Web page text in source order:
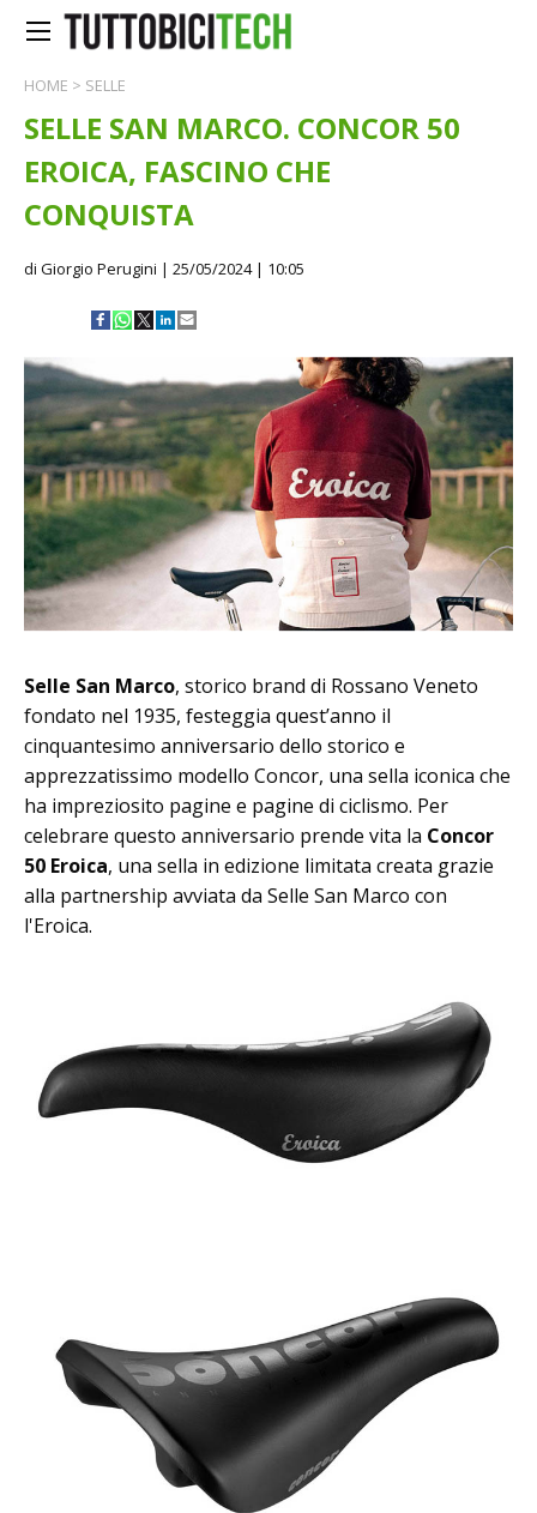
HOME > SELLE
SELLE SAN MARCO. CONCOR 50
EROICA, FASCINO CHE
CONQUISTA
di Giorgio Perugini | 25/05/2024 | 10:05
Selle San Marco, storico brand di Rossano Veneto
fondato nel 1935, festeggia quest’anno il
cinquantesimo anniversario dello storico e
apprezzatissimo modello Concor, una sella iconica che
ha impreziosito pagine e pagine di ciclismo. Per
celebrare questo anniversario prende vita la Concor
50 Eroica, una sella in edizione limitata creata grazie
alla partnership avviata da Selle San Marco con
l'Eroica.